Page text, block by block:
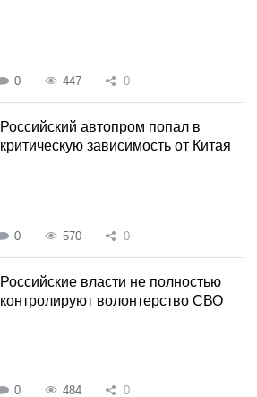
0 447 0
Российский автопром попал в
критическую зависимость от Китая
0 570 0
Российские власти не полностью
контролируют волонтерство СВО
0 484 0